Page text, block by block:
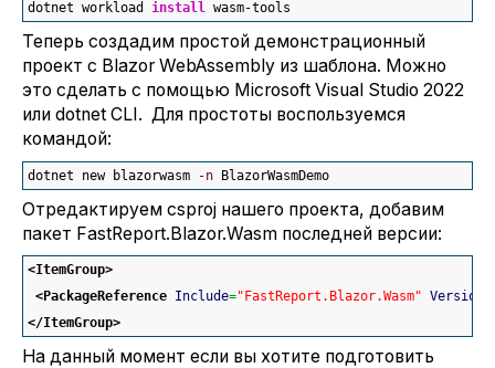
dotnet workload install wasm-tools
Теперь создадим простой демонстрационный
проект с Blazor WebAssembly из шаблона. Можно
это сделать с помощью Microsoft Visual Studio 2022
или dotnet CLI. Для простоты воспользуемся
командой:
dotnet new blazorwasm -n BlazorWasmDemo
Отредактируем csproj нашего проекта, добавим
пакет FastReport.Blazor.Wasm последней версии:
<ItemGroup>
<PackageReference Include="FastReport.Blazor.Wasm" Version
</ItemGroup>
На данный момент если вы хотите подготовить